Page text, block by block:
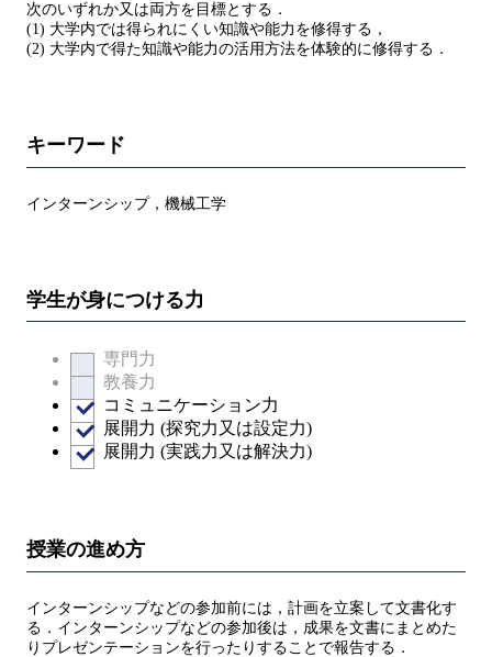
次のいずれか又は両方を目標とする．
(1) 大学内では得られにくい知識や能力を修得する，
(2) 大学内で得た知識や能力の活用方法を体験的に修得する．
キーワード
インターンシップ，機械工学
学生が身につける力
専門力
教養力
コミュニケーション力
展開力 (探究力又は設定力)
展開力 (実践力又は解決力)
授業の進め方
インターンシップなどの参加前には，計画を立案して文書化す
る．インターンシップなどの参加後は，成果を文書にまとめた
りプレゼンテーションを行ったりすることで報告する．